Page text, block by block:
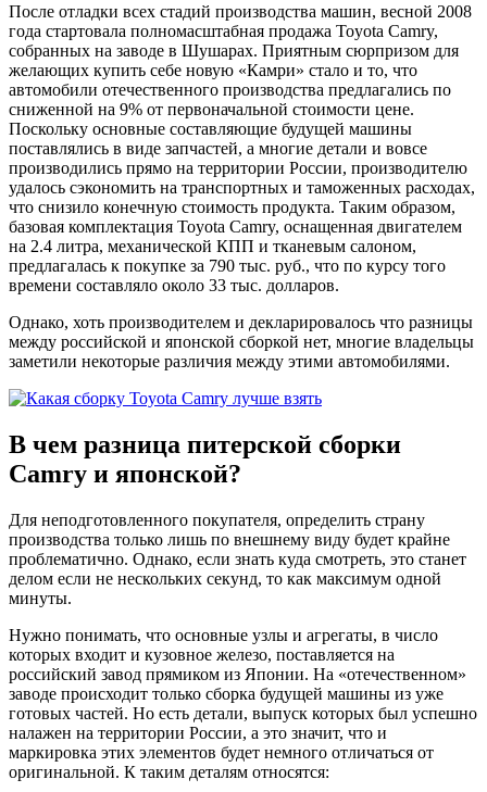
После отладки всех стадий производства машин, весной 2008
года стартовала полномасштабная продажа Toyota Camry,
собранных на заводе в Шушарах. Приятным сюрпризом для
желающих купить себе новую «Камри» стало и то, что
автомобили отечественного производства предлагались по
сниженной на 9% от первоначальной стоимости цене.
Поскольку основные составляющие будущей машины
поставлялись в виде запчастей, а многие детали и вовсе
производились прямо на территории России, производителю
удалось сэкономить на транспортных и таможенных расходах,
что снизило конечную стоимость продукта. Таким образом,
базовая комплектация Toyota Camry, оснащенная двигателем
на 2.4 литра, механической КПП и тканевым салоном,
предлагалась к покупке за 790 тыс. руб., что по курсу того
времени составляло около 33 тыс. долларов.
Однако, хоть производителем и декларировалось что разницы
между российской и японской сборкой нет, многие владельцы
заметили некоторые различия между этими автомобилями.
В чем разница питерской сборки
Camry и японской?
Для неподготовленного покупателя, определить страну
производства только лишь по внешнему виду будет крайне
проблематично. Однако, если знать куда смотреть, это станет
делом если не нескольких секунд, то как максимум одной
минуты.
Нужно понимать, что основные узлы и агрегаты, в число
которых входит и кузовное железо, поставляется на
российский завод прямиком из Японии. На «отечественном»
заводе происходит только сборка будущей машины из уже
готовых частей. Но есть детали, выпуск которых был успешно
налажен на территории России, а это значит, что и
маркировка этих элементов будет немного отличаться от
оригинальной. К таким деталям относятся: